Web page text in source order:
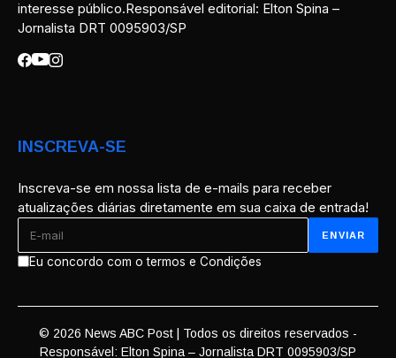
interesse público.Responsável editorial: Elton Spina –
Jornalista DRT 0095903/SP
INSCREVA-SE
Inscreva-se em nossa lista de e-mails para receber
atualizações diárias diretamente em sua caixa de entrada!
Eu concordo com o termos e Condições
© 2026 News ABC Post | Todos os direitos reservados -
Responsável: Elton Spina – Jornalista DRT 0095903/SP